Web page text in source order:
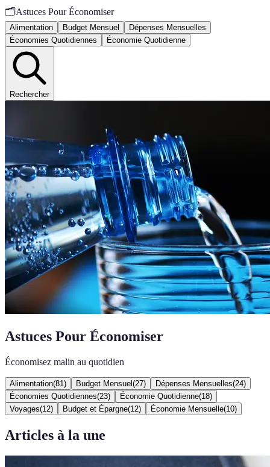
🗂️Astuces Pour Économiser
Alimentation Budget Mensuel
Dépenses Mensuelles
Économies Quotidiennes
Économie Quotidienne
Rechercher
Astuces Pour Économiser
Économisez malin au quotidien
Alimentation(81 ) Budget Mensuel (27) Dépenses Mensuelles(24)
Économies Quotidiennes(23) Économie Quotidienne(18)
Voyages(12) Budget et Épargne(12) Économie Mensuelle(10)
Articles à la une